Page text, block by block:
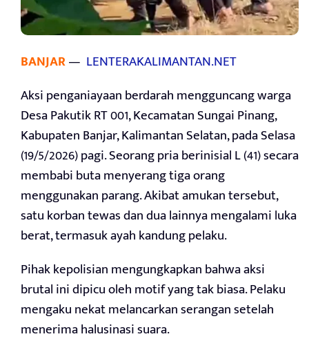
BANJAR— LENTERAKALIMANTAN.NET
Aksi penganiayaan berdarah mengguncang warga
Desa Pakutik RT 001, Kecamatan Sungai Pinang,
Kabupaten Banjar, Kalimantan Selatan, pada Selasa
(19/5/2026) pagi. Seorang pria berinisial L (41) secara
membabi buta menyerang tiga orang
menggunakan parang. Akibat amukan tersebut,
satu korban tewas dan dua lainnya mengalami luka
berat, termasuk ayah kandung pelaku.
Pihak kepolisian mengungkapkan bahwa aksi
brutal ini dipicu oleh motif yang tak biasa. Pelaku
mengaku nekat melancarkan serangan setelah
menerima halusinasi suara.